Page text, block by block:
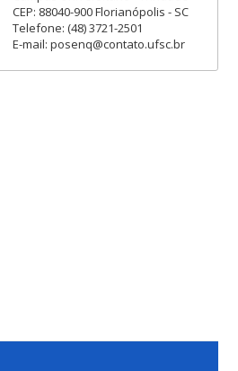
CEP: 88040-900 Florianópolis - SC
Telefone: (48) 3721-2501
E-mail: posenq@contato.ufsc.br